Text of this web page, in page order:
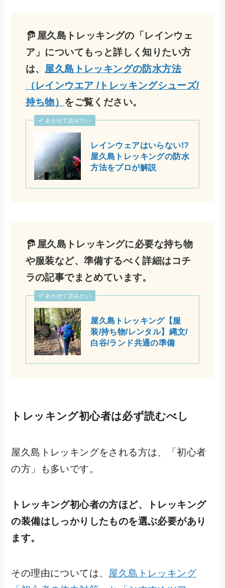
屋久島トレッキングの「レインウェ
ア」についてもっと詳しく知りたい方
は、 屋久島トレッキングの防水方法
（レインウエア /トレッキングシューズ/
持ち物） をご覧ください。
あわせて読みたい
レインウェアはいらない!?
屋久島トレッキングの防水
方法をプロが解説
屋久島トレッキングに必要な持ち物
や服装など、準備するべく詳細はコチ
ラの記事でまとめています。
あわせて読みたい
屋久島トレッキング【服
装/持ち物/レンタル】縄文/
白谷/ランド共通の準備
トレッキング初心者は必ず読むべし
屋久島トレッキングをされる方は、「初心者
の方」も多いです。
トレッキング初心者の方ほど、トレッキング
の装備はしっかりしたものを選ぶ必要があり
ます。
その理由については、 屋久島トレッキング